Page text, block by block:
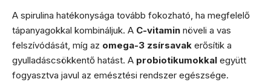
A spirulina hatékonysága tovább fokozható, ha megfelelő
tápanyagokkal kombináljuk. A C-vitamin növeli a vas
felszívódását, míg az omega-3 zsírsavak erősítik a
gyulladáscsökkentő hatást. A probiotikumokkal együtt
fogyasztva javul az emésztési rendszer egészsége.